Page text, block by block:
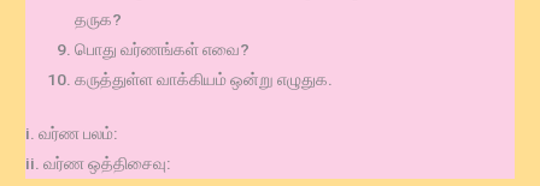
தருக?
பொது வர்ணங்கள் எவை?
கருத்துள்ள வாக்கியம் ஒன்று எழுதுக.
i. வர்ண பலம்:
ii. வர்ண ஒத்திசைவு: